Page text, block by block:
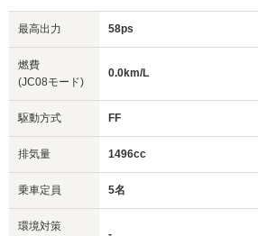
最高出力 58ps
燃費
(JC08モード)
0.0km/L
駆動方式 FF
排気量 1496cc
乗車定員 5名
環境対策